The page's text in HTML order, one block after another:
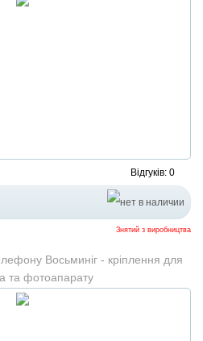
Відгуків: 0
Знятий з виробництва
Восьминіг - кріплення для
та фотоапарату